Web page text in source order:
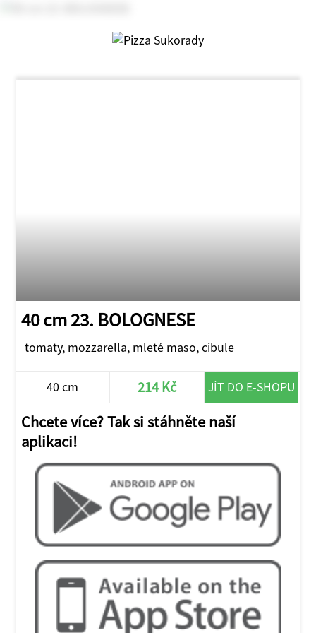
40 cm 23. BOLOGNESE
tomaty, mozzarella, mleté maso, cibule
40 cm 214 Kč JÍT DO E-SHOPU
Chcete více? Tak si stáhněte naší
aplikaci!